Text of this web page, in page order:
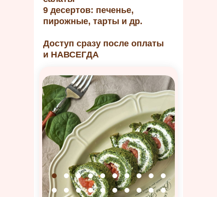
9 десертов: печенье,
пирожные, тарты и др.
Доступ сразу после оплаты
и НАВСЕГДА